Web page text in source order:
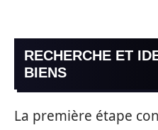
RECHERCHE ET
BIENS
La première étape